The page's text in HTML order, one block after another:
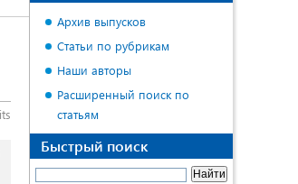
Архив выпусков
Статьи по рубрикам
Наши авторы
Расширенный поиск по
статьям
Быстрый поиск